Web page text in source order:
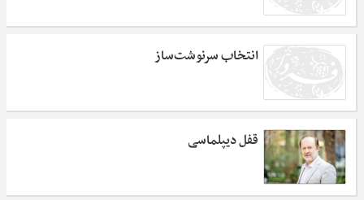
انتخاب سرنوشت‌ساز
قفل دیپلماسی